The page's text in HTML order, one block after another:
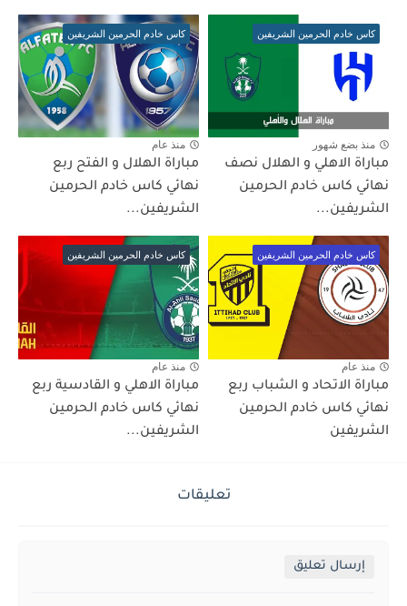
كاس خادم الحرمين الشريفين
منذ بضع شهور
مباراة الاهلي و الهلال نصف
نهائي كاس خادم الحرمين
الشريفين...
كاس خادم الحرمين الشريفين
منذ عام
مباراة الهلال و الفتح ربع
نهائي كاس خادم الحرمين
الشريفين...
كاس خادم الحرمين الشريفين
منذ عام
مباراة الاتحاد و الشباب ربع
نهائي كاس خادم الحرمين
الشريفين
كاس خادم الحرمين الشريفين
منذ عام
مباراة الاهلي و القادسية ربع
نهائي كاس خادم الحرمين
الشريفين...
تعليقات
إرسال تعليق